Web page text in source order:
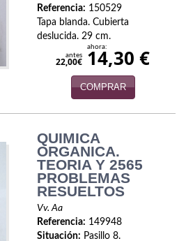
Referencia: 150529
Tapa blanda. Cubierta
deslucida. 29 cm.
antes
22,00€
ahora:
14,30 €
COMPRAR
QUIMICA
ORGANICA.
TEORIA Y 2565
PROBLEMAS
RESUELTOS
Vv. Aa
Referencia: 149948
Situación: Pasillo 8.